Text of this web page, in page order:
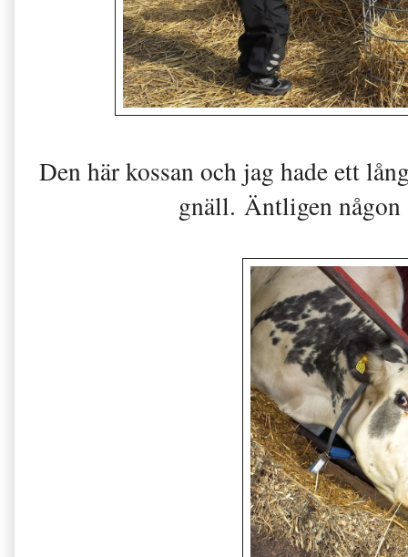
Den här kossan och jag hade ett
gnäll. Äntligen